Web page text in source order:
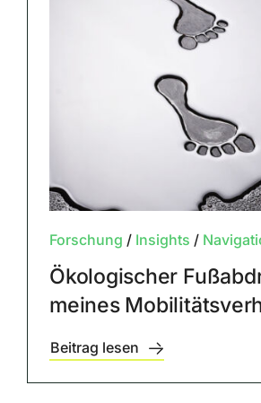
Forschung / Insights /
Ökologischer
meines
Beitrag lesen